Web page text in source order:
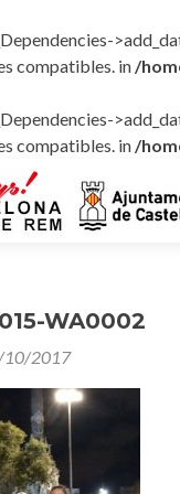
compatibles. in /
compatibles. in /
WA0002
10/2017